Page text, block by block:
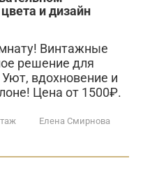
и дизайн
Винтажные
решение для
вдохновение и
Цена от 1500₽.
Елена Смирнова